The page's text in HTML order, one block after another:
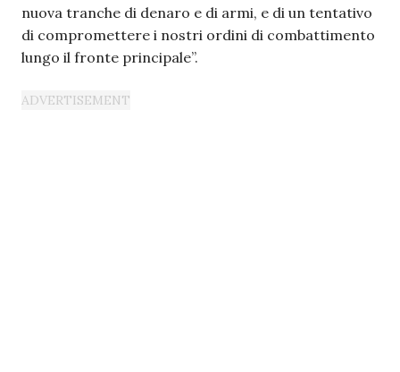
nuova tranche di denaro e di armi, e di un tentativo
di compromettere i nostri ordini di combattimento
lungo il fronte principale”.